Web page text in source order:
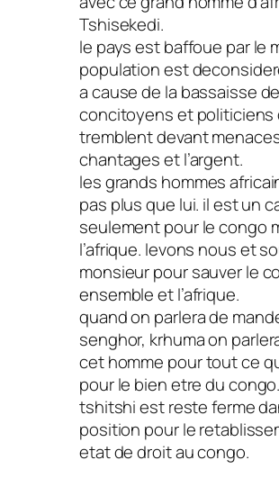
Tshisekedi.
le pays est baffoue par le
population est
a cause de la bassaisse
concitoyens et politiciens
tremblent devant
chantages et l’argent.
les grands hommes
pas plus que lui. il est un
seulement pour le congo
l’afrique. levons nous et
monsieur pour sauver le
ensemble et l’afrique.
quand on parlera de
senghor, krhuma on
cet homme pour tout ce
pour le bien etre du congo.
tshitshi est reste ferme
position pour le
etat de droit au congo.